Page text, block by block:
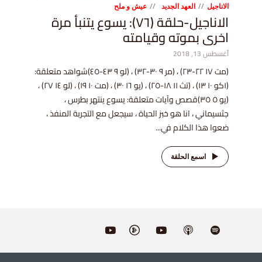
الاناجيل العهد الجديد عيش و ملح
الاناجيل-حلقة (٧٦): يسوع يتنبأ مرة
اخرى بموته وقيامته
أغسطس 13, 2018
(مت ١٧ ٢٢-٢٣) ، (مر ٩ ٣٠-٣٢) ، (لو ٩ ٤٣-٤٥)شواهد متعلقة:
(١كو ١٠ ١٣) ، (تث ١١ ١٨-٢٥) ، (يو ١٦ ٣٠) ، (مت ١٠ ١٩) ، (لو ١٤ ٢٧) ،
(يو ٥ ٣٥)قصص وآيات متعلقة: يسوع ينتهر بطرس ،
جثسيماني ، انا هو خبز الحياة ، سيجعل مع التجربة المنفذ ،
ضعوا هذا الكلام في...
اسمع الحلقة